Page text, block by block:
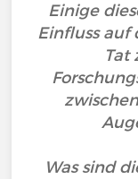
Einige
Einfluss auf
Tat
Was sind